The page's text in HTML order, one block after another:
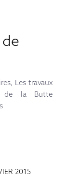
Les travaux
de la Butte
2015